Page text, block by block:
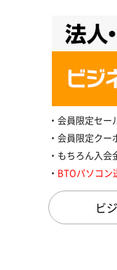
会員限定セー
会員限定クー
もちろん入会
BTOパソコン
ビ